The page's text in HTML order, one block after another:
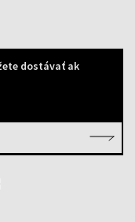
dostávať ak